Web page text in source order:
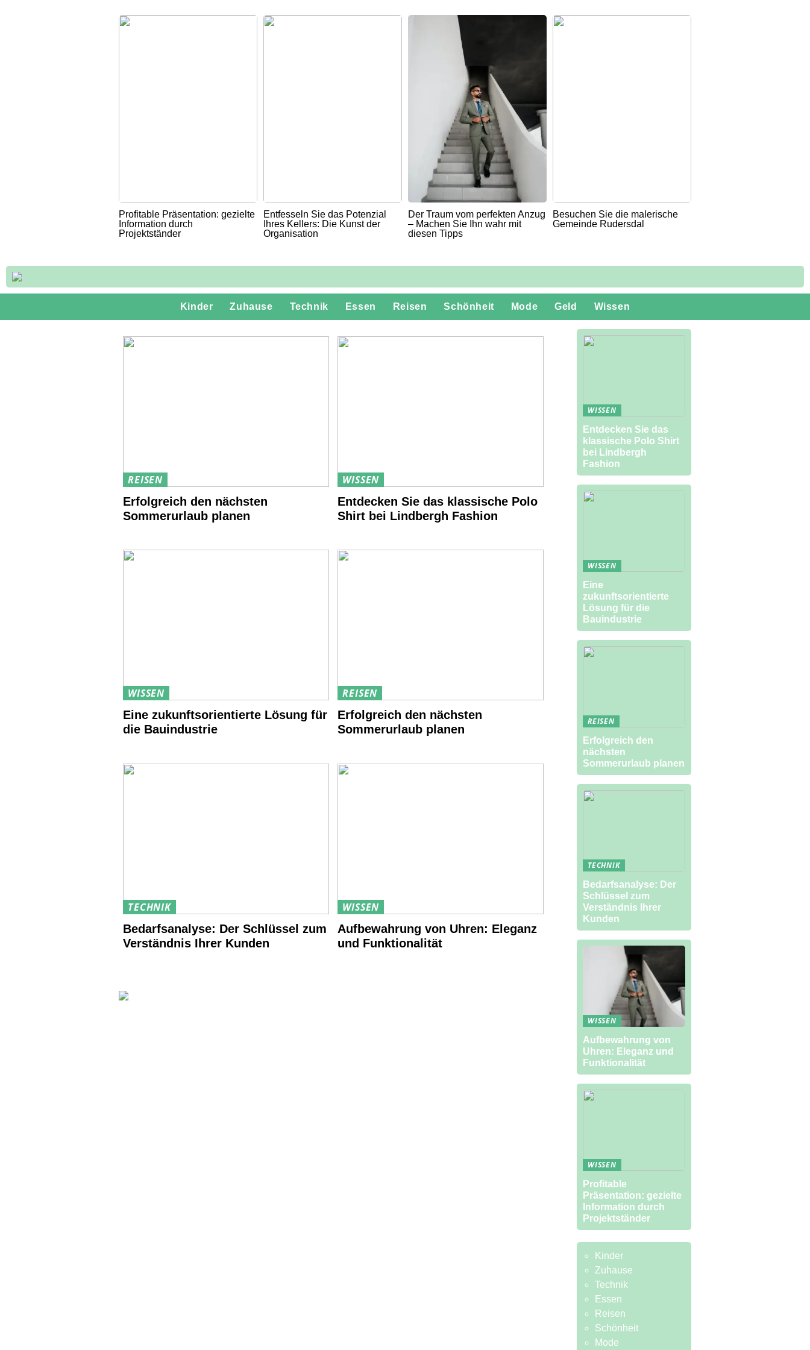
Profitable Präsentation: gezielte
Information durch
Projektständer
Entfesseln Sie das Potenzial
Ihres Kellers: Die Kunst der
Organisation
Der Traum vom perfekten Anzug
– Machen Sie Ihn wahr mit
diesen Tipps
Besuchen Sie die malerische
Gemeinde Rudersdal
Kinder Zuhause Technik Essen Reisen Schönheit Mode Geld Wissen
REISEN
Erfolgreich den nächsten
Sommerurlaub planen
WISSEN
Entdecken Sie das klassische Polo
Shirt bei Lindbergh Fashion
WISSEN
Eine zukunftsorientierte Lösung für
die Bauindustrie
REISEN
Erfolgreich den nächsten
Sommerurlaub planen
TECHNIK
Bedarfsanalyse: Der Schlüssel zum
Verständnis Ihrer Kunden
WISSEN
Aufbewahrung von Uhren: Eleganz
und Funktionalität
WISSEN
Entdecken Sie das
klassische Polo Shirt
bei Lindbergh
Fashion
WISSEN
Eine
zukunftsorientierte
Lösung für die
Bauindustrie
REISEN
Erfolgreich den
nächsten
Sommerurlaub planen
TECHNIK
Bedarfsanalyse: Der
Schlüssel zum
Verständnis Ihrer
Kunden
WISSEN
Aufbewahrung von
Uhren: Eleganz und
Funktionalität
WISSEN
Profitable
Präsentation: gezielte
Information durch
Projektständer
Kinder
Zuhause
Technik
Essen
Reisen
Schönheit
Mode